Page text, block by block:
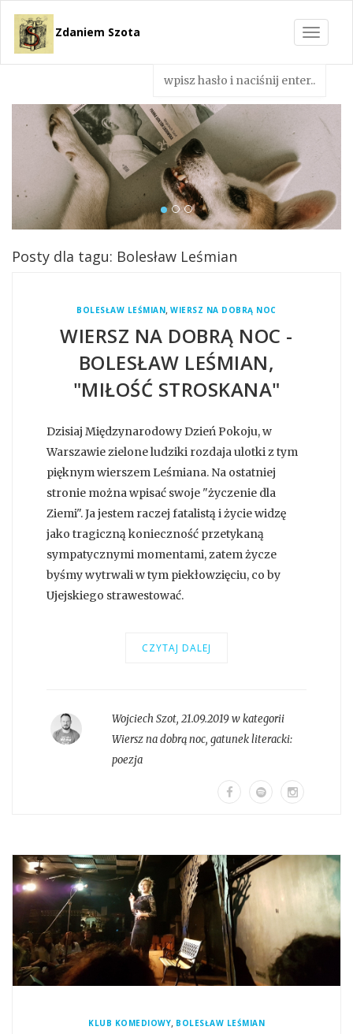
Toggle
Zdaniem Szota
Posty dla tagu: Bolesław Leśmian
BOLESŁAW LEŚMIAN,WIERSZ NA DOBRĄ NOC
WIERSZ NA DOBRĄ NOC -
BOLESŁAW LEŚMIAN,
"MIŁOŚĆ STROSKANA"
Dzisiaj Międzynarodowy Dzień Pokoju, w
Warszawie zielone ludziki rozdaja ulotki z tym
pięknym wierszem Leśmiana. Na ostatniej
stronie można wpisać swoje "życzenie dla
Ziemi". Ja jestem raczej fatalistą i życie widzę
jako tragiczną konieczność przetykaną
sympatycznymi momentami, zatem życze
byśmy wytrwali w tym piekłowzięciu, co by
Ujejskiego strawestować.
CZYTAJ DALEJ
Wojciech Szot, 21.09.2019 w kategorii
Wiersz na dobrą noc, gatunek literacki:
poezja
KLUB KOMEDIOWY, BOLESŁAW LEŚMIAN